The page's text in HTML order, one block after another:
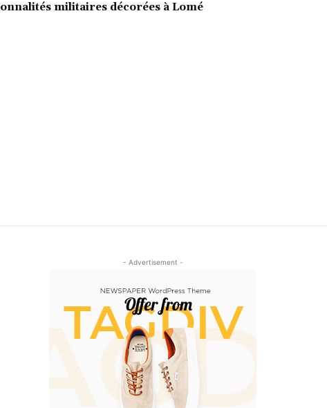
militaires décorées à Lomé
- Advertisement -